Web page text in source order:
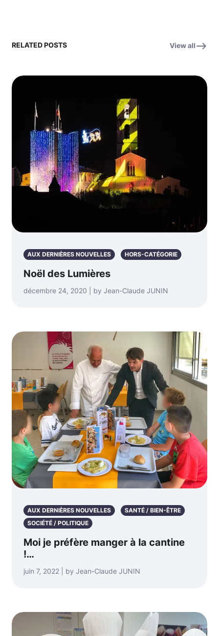
RELATED POSTS View all
AUX DERNIÈRES NOUVELLES HORS-CATÉGORIE
Noël des Lumières
décembre 24, 2020 | by Jean-Claude JUNIN
AUX DERNIÈRES NOUVELLES
SANTÉ / BIEN-ÊTRE
SOCIÉTÉ / POLITIQUE
Moi je préfère manger à la cantine
!…
juin 7, 2022 | by Jean-Claude JUNIN